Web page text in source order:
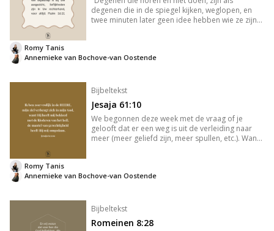
degenen die in de spiegel kijken, weglopen, en
twee minuten later geen idee hebben wie ze zijn
Annemieke van Bochove-van Oostende
Romy Tanis
Bijbeltekst
Jesaja 61:10
We begonnen deze week met de vraag of je
gelooft dat er een weg is uit de verleiding naar
meer (meer geliefd zijn, meer spullen, etc.). Want
Annemieke van Bochove-van Oostende
Romy Tanis
Bijbeltekst
Romeinen 8:28